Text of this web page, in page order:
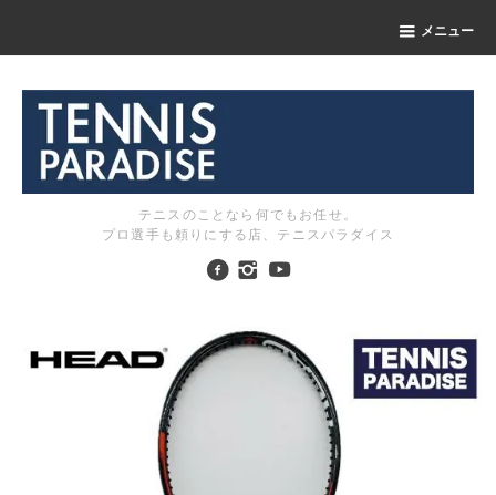
メニュー
テニスのことなら何でもお任せ。
プロ選手も頼りにする店、テニスパラダイス